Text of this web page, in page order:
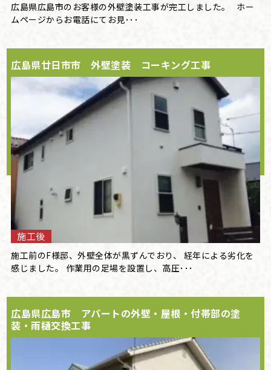
広島県広島市のお客様の外壁塗装工事が完工しました。 ホー
ムページからお電話にてお見･･･
広島県廿日市市 外壁塗装 コーキング工事
施工後
施工前のF様邸、外壁全体が黒ずんでおり、 経年による劣化を
感じました。 作業用の足場を設置し、高圧･･･
広島県広島市 アパートの外壁・屋根・付帯部の塗
装・雨樋交換工事